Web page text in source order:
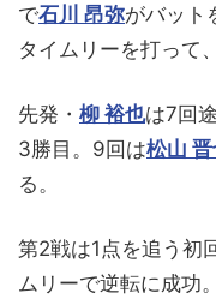
で石川 昂弥がバット
タイムリーを打って
先発・ 柳 裕也は7回
3勝目。9回は松山
る。
第2戦は1点を追う初
ムリーで逆転に成功